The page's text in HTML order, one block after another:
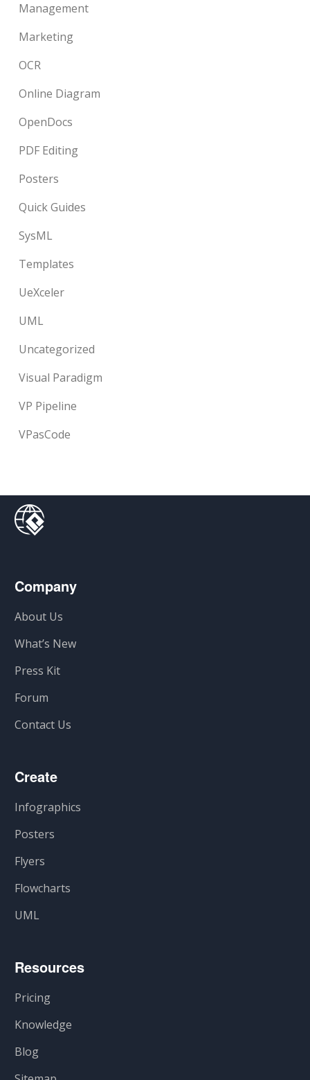
Management
Marketing
OCR
Online Diagram
OpenDocs
PDF Editing
Posters
Quick Guides
SysML
Templates
UeXceler
UML
Uncategorized
Visual Paradigm
VP Pipeline
VPasCode
Company
About Us
What’s New
Press Kit
Forum
Contact Us
Create
Infographics
Posters
Flyers
Flowcharts
UML
Resources
Pricing
Knowledge
Blog